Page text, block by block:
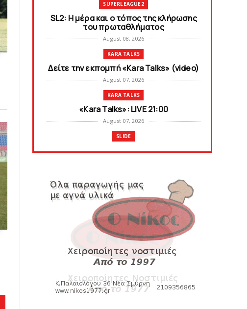
SUPERLEAGUE2
SL2: Η μέρα και ο τόπος της κλήρωσης
του πρωταθλήματος
August 08, 2026
KARA TALKS
Δείτε την εκπομπή «Kara Talks» (video)
August 07, 2026
KARA TALKS
«Kara Talks»: LIVE 21:00
August 07, 2026
SLIDE
Κύπελλο: Την Τετάρτη 19 Αυγούστου το
SLIDE
Πανιώνιος: O άξονας που «γεμίζει»
ποιότητα και εμπειρία!
August 07, 2026
KARA TALKS
«Kara Talks» LIVE: Παρασκευή στις 21:00
August 06, 2026
SLIDE
Bόλεϊ Γυναικών: Εξαντλήθηκαν τα